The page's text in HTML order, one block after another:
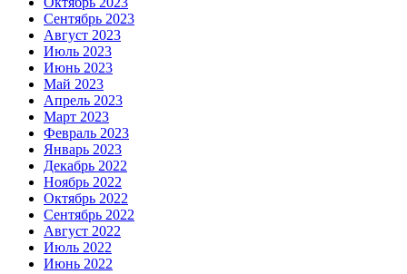
Сентябрь 2023
Август 2023
Июль 2023
Июнь 2023
Май 2023
Апрель 2023
Март 2023
Февраль 2023
Январь 2023
Декабрь 2022
Ноябрь 2022
Октябрь 2022
Сентябрь 2022
Август 2022
Июль 2022
Июнь 2022